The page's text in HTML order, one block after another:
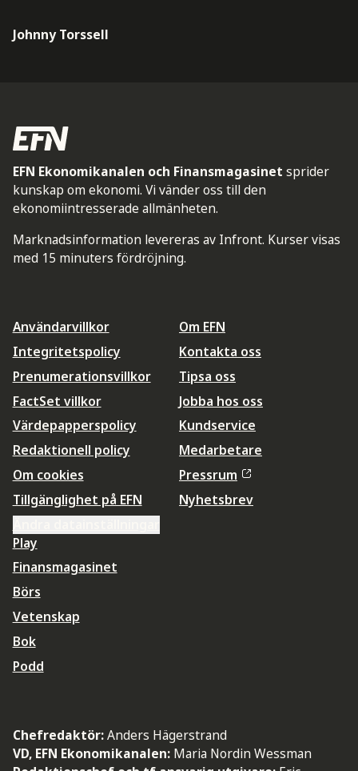
Johnny Torssell
EFN Ekonomikanalen och Finansmagasinet sprider
kunskap om ekonomi. Vi vänder oss till den
ekonomiintresserade allmänheten.
Marknadsinformation levereras av Infront. Kurser visas
med 15 minuters fördröjning.
Användarvillkor
Integritetspolicy
Prenumerationsvillkor
FactSet villkor
Värdepapperspolicy
Redaktionell policy
Om cookies
Tillgänglighet på EFN
Om EFN
Kontakta oss
Tipsa oss
Jobba hos oss
Kundservice
Medarbetare
Pressrum
Nyhetsbrev
Play
Finansmagasinet
Börs
Vetenskap
Bok
Podd
Chefredaktör:Anders Hägerstrand
VD, EFN Ekonomikanalen: Maria Nordin Wessman